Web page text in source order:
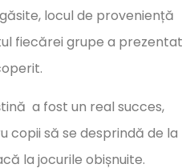
locul de proveniență
fiecărei grupe a prezentat
a fost un real succes,
copii să se desprindă de la
la jocurile obișnuite.